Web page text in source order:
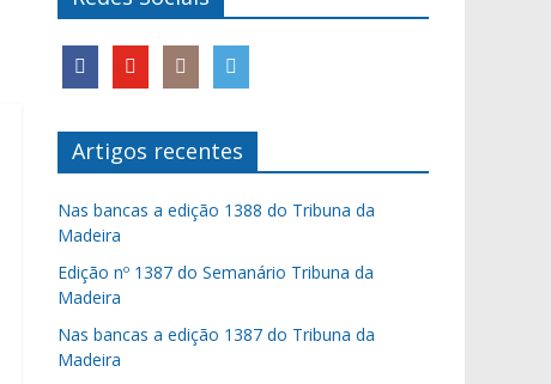
Artigos recentes
Nas bancas a edição 1388 do Tribuna da
Madeira
Edição nº 1387 do Semanário Tribuna da
Madeira
Nas bancas a edição 1387 do Tribuna da
Madeira